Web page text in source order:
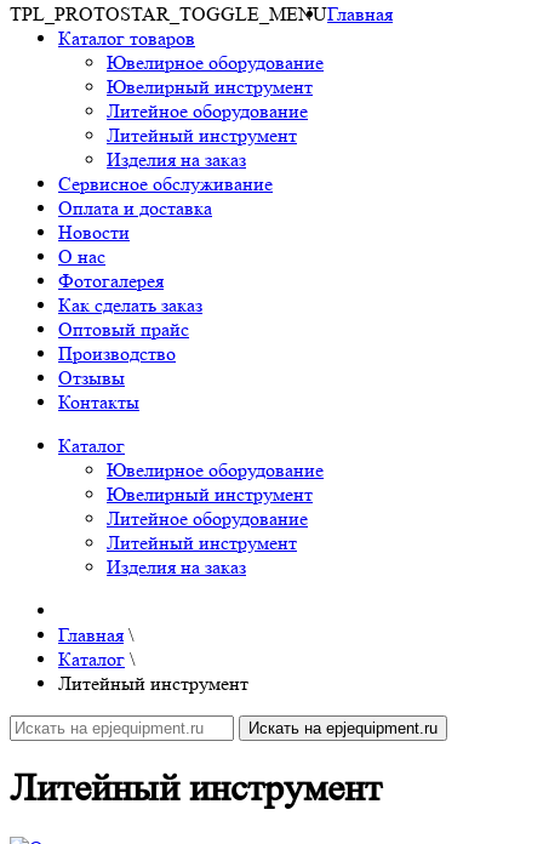
TPL_PROTOSTAR_TOGGLE_MENUГлавная
Каталог товаров
Ювелирное оборудование
Ювелирный инструмент
Литейное оборудование
Литейный инструмент
Изделия на заказ
Сервисное обслуживание
Оплата и доставка
Новости
О нас
Фотогалерея
Как сделать заказ
Оптовый прайс
Производство
Отзывы
Контакты
Каталог
Ювелирное оборудование
Ювелирный инструмент
Литейное оборудование
Литейный инструмент
Изделия на заказ
Главная \
Каталог \
Литейный инструмент
Литейный инструмент